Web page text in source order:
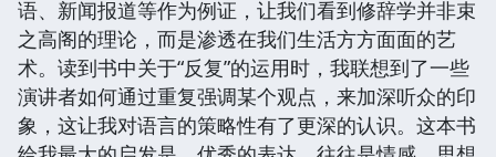
语、新闻报道等作为例证，让我们看到修辞学并非束
之高阁的理论，而是渗透在我们生活方方面面的艺
术。读到书中关于“反复”的运用时，我联想到了一些
演讲者如何通过重复强调某个观点，来加深听众的印
象，这让我对语言的策略性有了更深的认识。这本书